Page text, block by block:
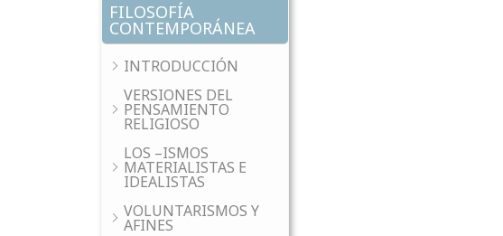
FILOSOFÍA
CONTEMPORÁNEA
INTRODUCCIÓN
VERSIONES DEL
PENSAMIENTO
RELIGIOSO
LOS –ISMOS
MATERIALISTAS E
IDEALISTAS
VOLUNTARISMOS Y
AFINES